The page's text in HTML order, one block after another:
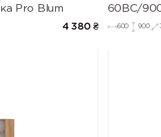
Pro Blum
4 380 ₴
60ВС/
600 900